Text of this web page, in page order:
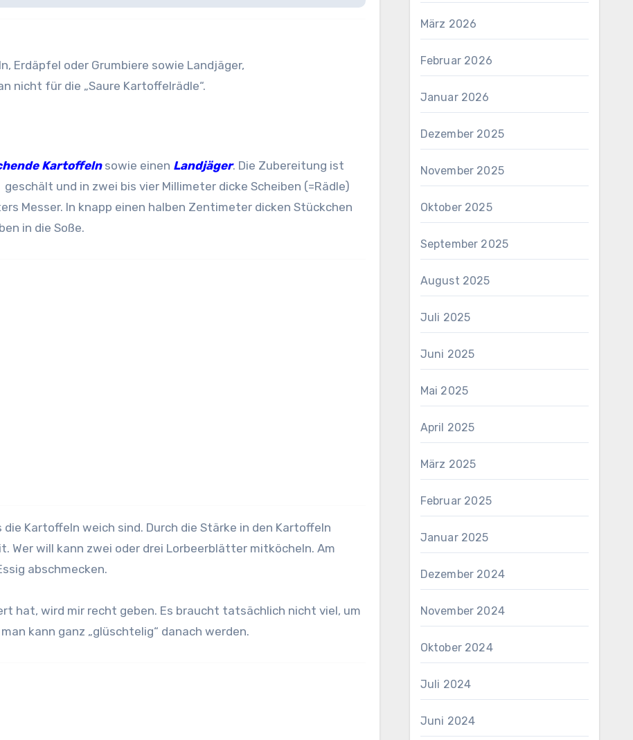
Erdäpfel oder Grumbiere sowie Landjäger,
nicht für die „Saure Kartoffelrädle“.
Kartoffelnsowie einen Landjäger. Die Zubereitung ist
und in zwei bis vier Millimeter dicke Scheiben (=Rädle)
Messer. In knapp einen halben Zentimeter dicken Stückchen
in die Soße.
Kartoffeln weich sind. Durch die Stärke in den Kartoffeln
Wer will kann zwei oder drei Lorbeerblätter mitköcheln. Am
abschmecken.
hat, wird mir recht geben. Es braucht tatsächlich nicht viel, um
kann ganz „glüschtelig“ danach werden.
März 2026
Februar 2026
Januar 2026
Dezember 2025
November 2025
Oktober 2025
September 2025
August 2025
Juli 2025
Juni 2025
Mai 2025
April 2025
März 2025
Februar 2025
Januar 2025
Dezember 2024
November 2024
Oktober 2024
Juli 2024
Juni 2024